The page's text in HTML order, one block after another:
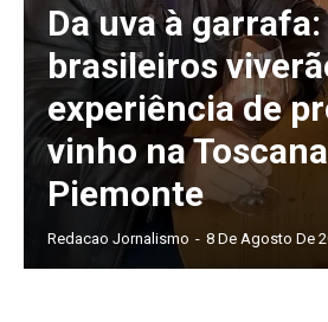
Da uva à garrafa:
brasileiros
experiência de
vinho na
Piemonte
Redacao Jornalismo - 8 De Agosto De